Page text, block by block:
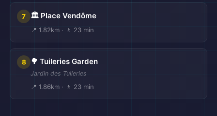
7 🏛️ Place Vendôme
📍 1.82km · 🚶 23 min
8 🌳 Tuileries Garden
Jardin des Tuileries
📍 1.86km · 🚶 23 min